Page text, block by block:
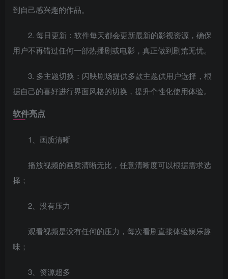
到自己感兴趣的作品。
2. 每日更新：软件每天都会更新最新的影视资源，确保
用户不再错过任何一部热播剧或电影，真正做到剧荒无忧。
3. 多主题切换：闪映剧场提供多款主题供用户选择，根
据自己的喜好进行界面风格的切换，提升个性化使用体验。
软件亮点
1、画质清晰
播放视频的画质清晰无比，任意清晰度可以根据需求选
择；
2、没有压力
观看视频是没有任何的压力，每次看剧直接体验娱乐趣
味；
3、资源超多